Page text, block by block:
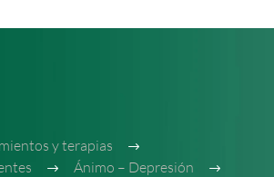
y terapias
Ánimo – Depresión